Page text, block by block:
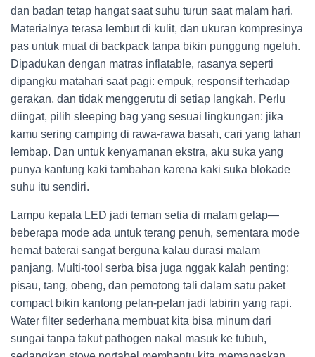
dan badan tetap hangat saat suhu turun saat malam hari.
Materialnya terasa lembut di kulit, dan ukuran kompresinya
pas untuk muat di backpack tanpa bikin punggung ngeluh.
Dipadukan dengan matras inflatable, rasanya seperti
dipangku matahari saat pagi: empuk, responsif terhadap
gerakan, dan tidak menggerutu di setiap langkah. Perlu
diingat, pilih sleeping bag yang sesuai lingkungan: jika
kamu sering camping di rawa-rawa basah, cari yang tahan
lembap. Dan untuk kenyamanan ekstra, aku suka yang
punya kantung kaki tambahan karena kaki suka blokade
suhu itu sendiri.
Lampu kepala LED jadi teman setia di malam gelap—
beberapa mode ada untuk terang penuh, sementara mode
hemat baterai sangat berguna kalau durasi malam
panjang. Multi-tool serba bisa juga nggak kalah penting:
pisau, tang, obeng, dan pemotong tali dalam satu paket
compact bikin kantong pelan-pelan jadi labirin yang rapi.
Water filter sederhana membuat kita bisa minum dari
sungai tanpa takut pathogen nakal masuk ke tubuh,